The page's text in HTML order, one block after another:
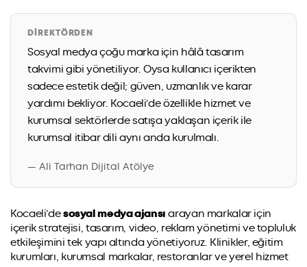
DIREKTÖRDEN
Sosyal medya çoğu marka için hâlâ tasarım
takvimi gibi yönetiliyor. Oysa kullanıcı içerikten
sadece estetik değil; güven, uzmanlık ve karar
yardımı bekliyor. Kocaeli’de özellikle hizmet ve
kurumsal sektörlerde satışa yaklaşan içerik ile
kurumsal itibar dili aynı anda kurulmalı.
— Ali Tarhan Dijital Atölye
Kocaeli’desosyal medya ajansı arayan markalar için
içerik stratejisi, tasarım, video, reklam yönetimi ve topluluk
etkileşimini tek yapı altında yönetiyoruz. Klinikler, eğitim
kurumları, kurumsal markalar, restoranlar ve yerel hizmet